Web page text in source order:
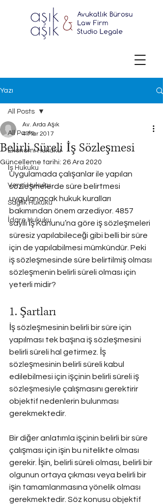
Yazı
All Posts
Ekonomi Hukuku
İş Hukuku
Vergi Hukuku
Sağlık Hukuku
İdare Hukuku
All Posts
Belirli Süreli İş Sözleşmesi
Av. Arda Aşık
4 Mar 2017
Güncelleme tarihi: 26 Ara 2020
Uygulamada çalışanlar ile yapılan
sözleşmelerde süre belirtmesi
uygulanacak hukuk kuralları
bakımından önem arzediyor. 4857
sayılı İş Kanunu’na göre iş sözleşmeleri
süresiz yapılabileceği gibi belli bir süre
için de yapılabilmesi mümkündür. Peki
iş sözleşmesinde süre belirtilmiş olması
sözleşmenin belirli süreli olması için
yeterli midir?
1. Şartları
İş sözleşmesinin belirli bir süre için
yapılması tek başına iş sözleşmesini
belirli süreli hal getirmez. İş
sözleşmesinin belirli süreli kabul
edilebilmesi için işçinin belirli süreli iş
sözleşmesiyle çalışmasını gerektirir
objektif nedenlerin bulunması
gerekmektedir.
Bir diğer anlatımla işçinin belirli bir süre
çalışması için işin bu nitelikte olması
gerekir. İşin, belirli süreli olması, belirli bir
olgunun ortaya çıkması veya belirli bir
işin tamamlanmasına yönelik olması
gerekmektedir. Söz konusu objektif